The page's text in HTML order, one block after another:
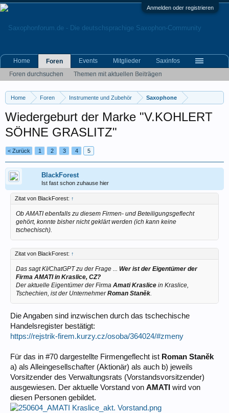
Anmelden oder registrieren
Home Foren Instrumente und Zubehör Saxophone
Wiedergeburt der Marke "V.KOHLERT
SÖHNE GRASLITZ"
< Zurück 1 2 3 4 5
BlackForest
Ist fast schon zuhause hier
Zitat von BlackForest: ↑
Ob AMATI ebenfalls zu diesem Firmen- und Beteiligungsgeflecht
gehört, konnte bisher nicht geklärt werden (ich kann keine
tschechisch).
Zitat von BlackForest: ↑
Das sagt KI/ChatGPT zu der Frage ... Wer ist der Eigentümer der
Firma AMATI in Kraslice, CZ?
Der aktuelle Eigentümer der Firma Amati Kraslice in Kraslice,
Tschechien, ist der UnternehmerRoman Staněk
Die Angaben sind inzwischen durch das tschechische
Handelsregister bestätigt:
https://rejstrik-firem.kurzy.cz/osoba/364024/#zmeny
Für das in #70 dargestellte Firmengeflecht ist Roman Staněk
a) als Alleingesellschafter (Aktionär) als auch b) jeweils
Vorsitzender des Verwaltungsrats (Vorstandsvorsitzender)
ausgewiesen. Der aktuelle Vorstand von AMATI wird von
diesen Personen gebildet.
Home
Foren
Foren durchsuchen
Themen mit aktuellen Beiträgen
Events Mitglieder Saxinfos